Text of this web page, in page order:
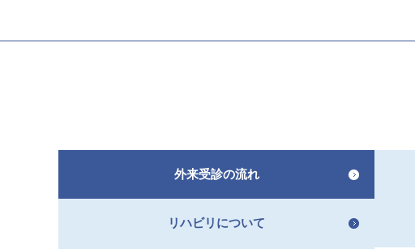
外来受診の流れ
リハビリについて